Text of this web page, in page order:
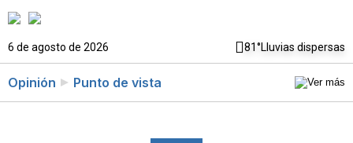
6 de agosto de 2026 81°Lluvias dispersas
Opinión Punto de vista